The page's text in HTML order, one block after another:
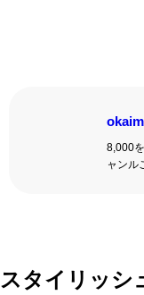
8,000
ャンル
スタイリッシ